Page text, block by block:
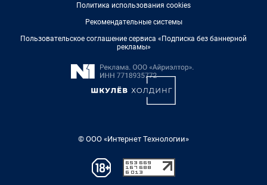
Политика использования cookies
Рекомендательные системы
Пользовательское соглашение сервиса «Подписка без баннерной
рекламы»
© ООО «Интернет Технологии»